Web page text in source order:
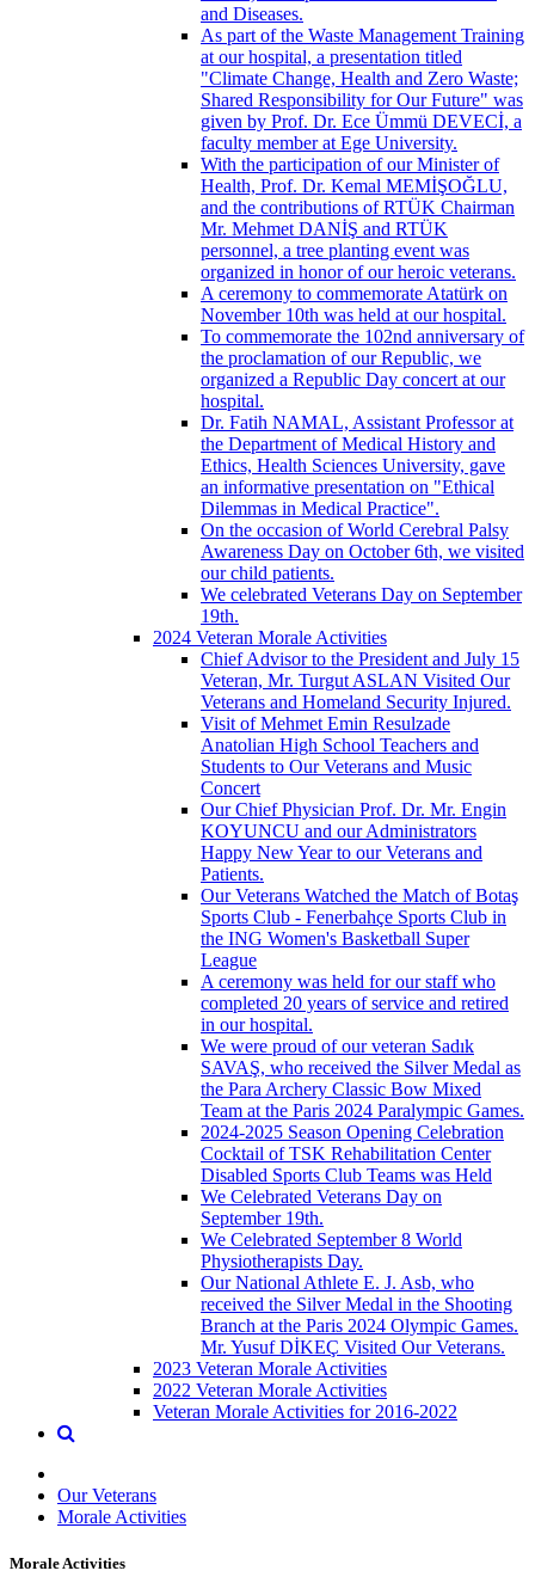
and Diseases.
As part of the Waste Management Training
at our hospital, a presentation titled
"Climate Change, Health and Zero Waste;
Shared Responsibility for Our Future" was
given by Prof. Dr. Ece Ümmü DEVECİ, a
faculty member at Ege University.
With the participation of our Minister of
Health, Prof. Dr. Kemal MEMİŞOĞLU,
and the contributions of RTÜK Chairman
Mr. Mehmet DANİŞ and RTÜK
personnel, a tree planting event was
organized in honor of our heroic veterans.
A ceremony to commemorate Atatürk on
November 10th was held at our hospital.
To commemorate the 102nd anniversary of
the proclamation of our Republic, we
organized a Republic Day concert at our
hospital.
Dr. Fatih NAMAL, Assistant Professor at
the Department of Medical History and
Ethics, Health Sciences University, gave
an informative presentation on "Ethical
Dilemmas in Medical Practice".
On the occasion of World Cerebral Palsy
Awareness Day on October 6th, we visited
our child patients.
We celebrated Veterans Day on September
19th.
2024 Veteran Morale Activities
Chief Advisor to the President and July 15
Veteran, Mr. Turgut ASLAN Visited Our
Veterans and Homeland Security Injured.
Visit of Mehmet Emin Resulzade
Anatolian High School Teachers and
Students to Our Veterans and Music
Concert
Our Chief Physician Prof. Dr. Mr. Engin
KOYUNCU and our Administrators
Happy New Year to our Veterans and
Patients.
Our Veterans Watched the Match of Botaş
Sports Club - Fenerbahçe Sports Club in
the ING Women's Basketball Super
League
A ceremony was held for our staff who
completed 20 years of service and retired
in our hospital.
We were proud of our veteran Sadık
SAVAŞ, who received the Silver Medal as
the Para Archery Classic Bow Mixed
Team at the Paris 2024 Paralympic Games.
2024-2025 Season Opening Celebration
Cocktail of TSK Rehabilitation Center
Disabled Sports Club Teams was Held
We Celebrated Veterans Day on
September 19th.
We Celebrated September 8 World
Physiotherapists Day.
Our National Athlete E. J. Asb, who
received the Silver Medal in the Shooting
Branch at the Paris 2024 Olympic Games.
Mr. Yusuf DİKEÇ Visited Our Veterans.
2023 Veteran Morale Activities
2022 Veteran Morale Activities
Veteran Morale Activities for 2016-2022
Our Veterans
Morale Activities
Morale Activities